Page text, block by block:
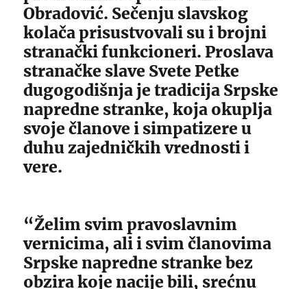
Obradović. Sečenju slavskog
kolača prisustvovali su i brojni
stranački funkcioneri. Proslava
stranačke slave Svete Petke
dugogodišnja je tradicija Srpske
napredne stranke, koja okuplja
svoje članove i simpatizere u
duhu zajedničkih vrednosti i
vere.
“Želim svim pravoslavnim
vernicima, ali i svim članovima
Srpske napredne stranke bez
obzira koje nacije bili, srećnu